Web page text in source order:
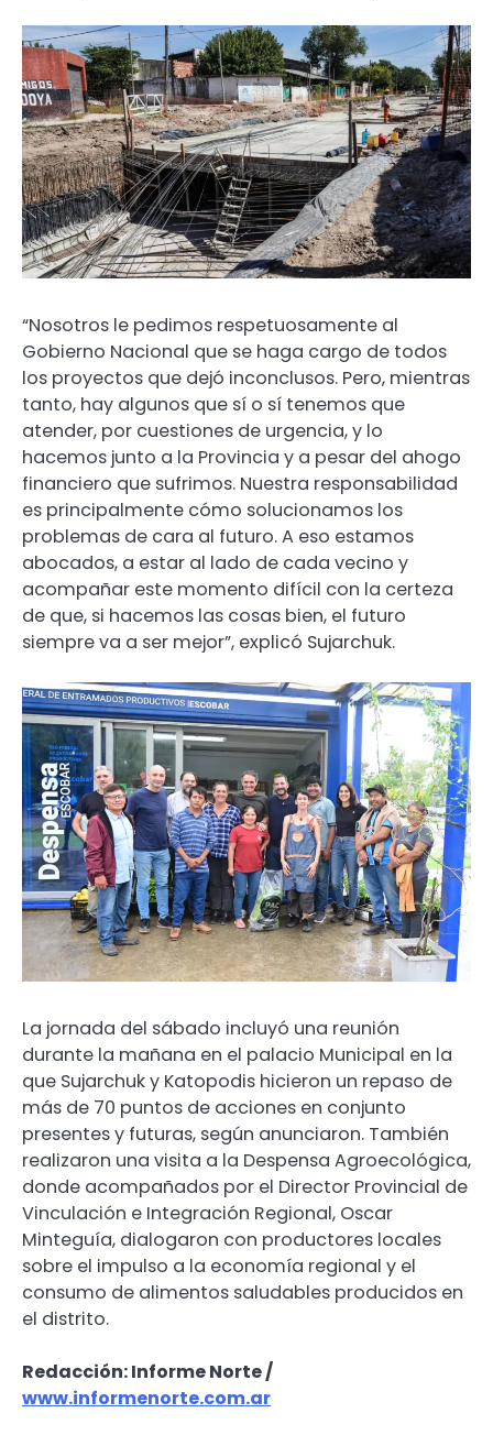
“Nosotros le pedimos respetuosamente al
Gobierno Nacional que se haga cargo de todos
los proyectos que dejó inconclusos. Pero, mientras
tanto, hay algunos que sí o sí tenemos que
atender, por cuestiones de urgencia, y lo
hacemos junto a la Provincia y a pesar del ahogo
financiero que sufrimos. Nuestra responsabilidad
es principalmente cómo solucionamos los
problemas de cara al futuro. A eso estamos
abocados, a estar al lado de cada vecino y
acompañar este momento difícil con la certeza
de que, si hacemos las cosas bien, el futuro
siempre va a ser mejor”, explicó Sujarchuk.
La jornada del sábado incluyó una reunión
durante la mañana en el palacio Municipal en la
que Sujarchuk y Katopodis hicieron un repaso de
más de 70 puntos de acciones en conjunto
presentes y futuras, según anunciaron. También
realizaron una visita a la Despensa Agroecológica,
donde acompañados por el Director Provincial de
Vinculación e Integración Regional, Oscar
Minteguía, dialogaron con productores locales
sobre el impulso a la economía regional y el
consumo de alimentos saludables producidos en
el distrito.
Redacción: Informe Norte /
www.informenorte.com.ar